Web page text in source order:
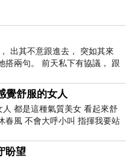
行
聲
的缺角...
出其不意跟進去， 突如其來
搭兩句。 前天私下有協議， 跟
覺舒服的女人
人 都是這種氣質美女 看起來舒
春風 不會大呼小叫 指揮我要站
盼望